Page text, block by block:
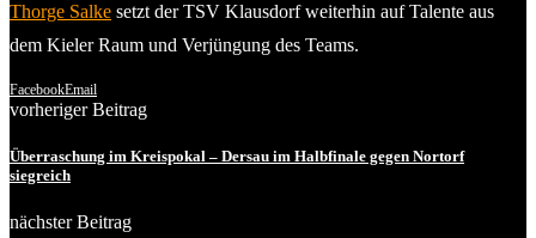
Thorge Salke setzt der TSV Klausdorf weiterhin auf Talente aus
dem Kieler Raum und Verjüngung des Teams.
FacebookEmail
vorheriger Beitrag
Überraschung im Kreispokal – Dersau im Halbfinale gegen Nortorf
siegreich
nächster Beitrag